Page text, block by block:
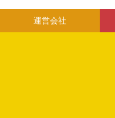
運営会社